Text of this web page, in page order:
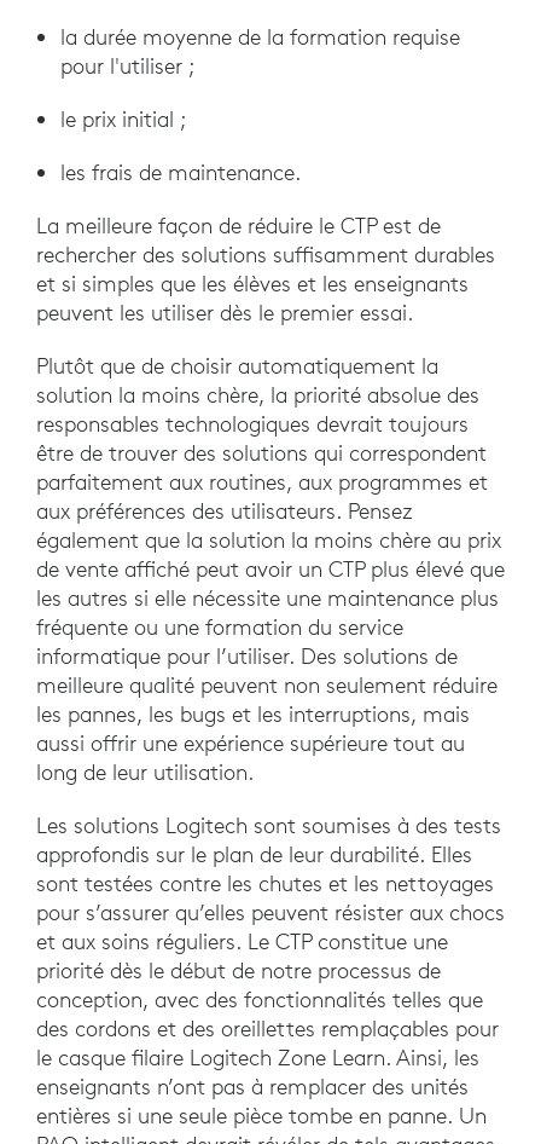
la durée moyenne de la formation requise
pour l'utiliser ;
le prix initial ;
les frais de maintenance.
La meilleure façon de réduire le CTP est de
rechercher des solutions suffisamment durables
et si simples que les élèves et les enseignants
peuvent les utiliser dès le premier essai.
Plutôt que de choisir automatiquement la
solution la moins chère, la priorité absolue des
responsables technologiques devrait toujours
être de trouver des solutions qui correspondent
parfaitement aux routines, aux programmes et
aux préférences des utilisateurs. Pensez
également que la solution la moins chère au prix
de vente affiché peut avoir un CTP plus élevé que
les autres si elle nécessite une maintenance plus
fréquente ou une formation du service
informatique pour l’utiliser. Des solutions de
meilleure qualité peuvent non seulement réduire
les pannes, les bugs et les interruptions, mais
aussi offrir une expérience supérieure tout au
long de leur utilisation.
Les solutions Logitech sont soumises à des tests
approfondis sur le plan de leur durabilité. Elles
sont testées contre les chutes et les nettoyages
pour s’assurer qu’elles peuvent résister aux chocs
et aux soins réguliers. Le CTP constitue une
priorité dès le début de notre processus de
conception, avec des fonctionnalités telles que
des cordons et des oreillettes remplaçables pour
le casque filaire Logitech Zone Learn. Ainsi, les
enseignants n’ont pas à remplacer des unités
entières si une seule pièce tombe en panne. Un